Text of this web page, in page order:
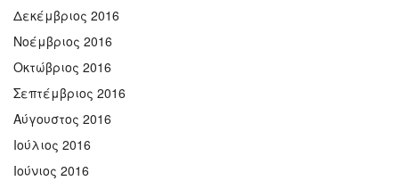
Δεκέμβριος 2016
Νοέμβριος 2016
Οκτώβριος 2016
Σεπτέμβριος 2016
Αύγουστος 2016
Ιούλιος 2016
Ιούνιος 2016